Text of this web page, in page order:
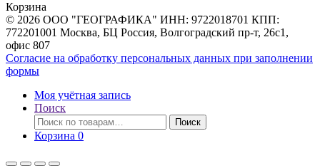
Корзина
© 2026 ООО "ГЕОГРАФИКА" ИНН: 9722018701 КПП:
772201001 Москва, БЦ Россия, Волгоградский пр-т, 26с1,
офис 807
Согласие на обработку персональных данных при заполнении
формы
Моя учётная запись
Поиск
Искать:
Поиск
Корзина 0